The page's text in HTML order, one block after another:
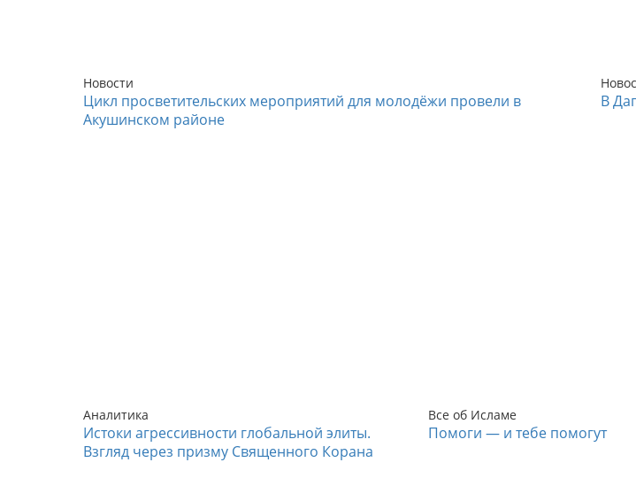
Новости
Цикл просветительских мероприятий для молодёжи провели в
Акушинском районе
В
Аналитика
Истоки агрессивности глобальной элиты.
Взгляд через призму Священного Корана
Все об Исламе
Помоги — и тебе помогут